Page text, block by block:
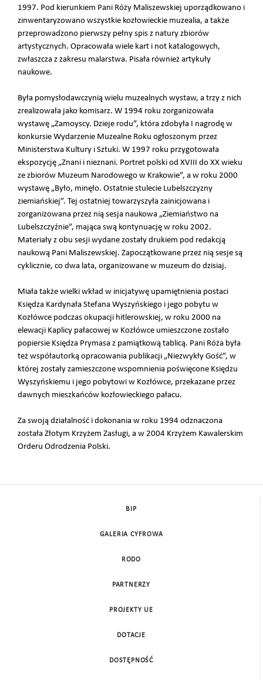
1997. Pod kierunkiem Pani Róży Maliszewskiej uporządkowano i
zinwentaryzowano wszystkie kozłowieckie muzealia, a także
przeprowadzono pierwszy pełny spis z natury zbiorów
artystycznych. Opracowała wiele kart i not katalogowych,
zwłaszcza z zakresu malarstwa. Pisała również artykuły
naukowe.
Była pomysłodawczynią wielu muzealnych wystaw, a trzy z nich
zrealizowała jako komisarz. W 1994 roku zorganizowała
wystawę „Zamoyscy. Dzieje rodu”, która zdobyła I nagrodę w
konkursie Wydarzenie Muzealne Roku ogłoszonym przez
Ministerstwa Kultury i Sztuki. W 1997 roku przygotowała
ekspozycję „Znani i nieznani. Portret polski od XVIII do XX wieku
ze zbiorów Muzeum Narodowego w Krakowie”, a w roku 2000
wystawę „Było, minęło. Ostatnie stulecie Lubelszczyzny
ziemiańskiej”. Tej ostatniej towarzyszyła zainicjowana i
zorganizowana przez nią sesja naukowa „Ziemiaństwo na
Lubelszczyźnie”, mająca swą kontynuację w roku 2002.
Materiały z obu sesji wydane zostały drukiem pod redakcją
naukową Pani Maliszewskiej. Zapoczątkowane przez nią sesje są
cyklicznie, co dwa lata, organizowane w muzeum do dzisiaj.
Miała także wielki wkład w inicjatywę upamiętnienia postaci
Księdza Kardynała Stefana Wyszyńskiego i jego pobytu w
Kozłówce podczas okupacji hitlerowskiej, w roku 2000 na
elewacji Kaplicy pałacowej w Kozłówce umieszczone zostało
popiersie Księdza Prymasa z pamiątkową tablicą. Pani Róża była
też współautorką opracowania publikacji „Niezwykły Gość”, w
której zostały zamieszczone wspomnienia poświęcone Księdzu
Wyszyńskiemu i jego pobytowi w Kozłówce, przekazane przez
dawnych mieszkańców kozłowieckiego pałacu.
Za swoją działalność i dokonania w roku 1994 odznaczona
została Złotym Krzyżem Zasługi, a w 2004 Krzyżem Kawalerskim
Orderu Odrodzenia Polski.
BIP
GALERIA CYFROWA
RODO
PARTNERZY
PROJEKTY UE
DOTACJE
DOSTĘPNOŚĆ